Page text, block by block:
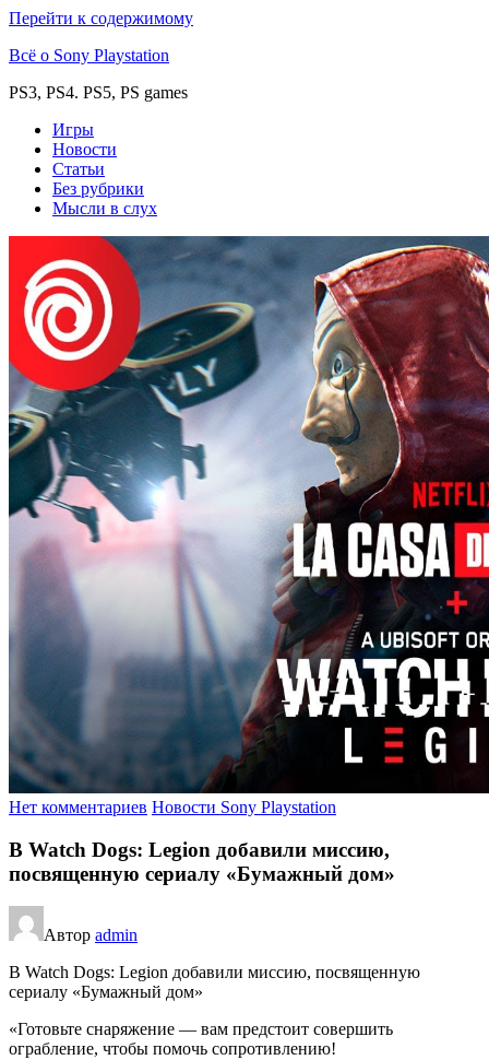
Перейти к содержимому
Всё о Sony Playstation
PS3, PS4. PS5, PS games
Игры
Новости
Статьи
Без рубрики
Мысли в слух
Нет комментариев Новости Sony Playstation
В Watch Dogs: Legion добавили миссию,
посвященную сериалу «Бумажный дом»
Автор admin
В Watch Dogs: Legion добавили миссию, посвященную
сериалу «Бумажный дом»
«Готовьте снаряжение — вам предстоит совершить
ограбление, чтобы помочь сопротивлению!